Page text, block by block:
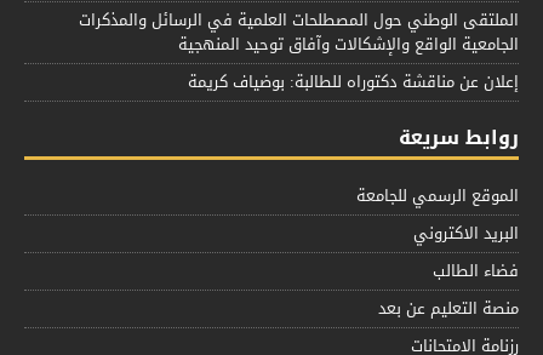
الملتقى الوطني حول المصطلحات العلمية في الرسائل والمذكرات
الجامعية الواقع والإشكالات وآفاق توحيد المنهجية
إعلان عن مناقشة دكتوراه للطالبة: بوضياف كريمة
روابط سريعة
الموقع الرسمي للجامعة
البريد الاكتروني
فضاء الطالب
منصة التعليم عن بعد
رزنامة الامتحانات